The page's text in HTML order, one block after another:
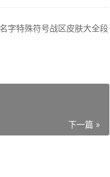
字特殊符号战区皮肤大全段
下一篇 »